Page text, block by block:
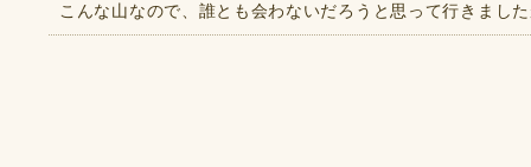
こんな山なので、誰とも会わないだろうと思って行きまし